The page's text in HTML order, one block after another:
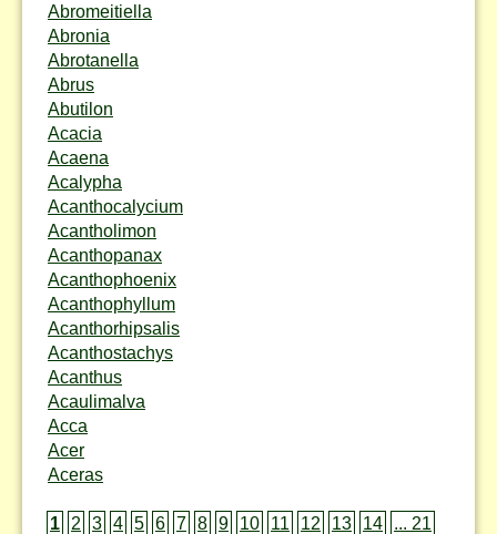
Abromeitiella
Abronia
Abrotanella
Abrus
Abutilon
Acacia
Acaena
Acalypha
Acanthocalycium
Acantholimon
Acanthopanax
Acanthophoenix
Acanthophyllum
Acanthorhipsalis
Acanthostachys
Acanthus
Acaulimalva
Acca
Acer
Aceras
1 2 3 4 5 6 7 8 9 10 11 12 13 14 ... 21